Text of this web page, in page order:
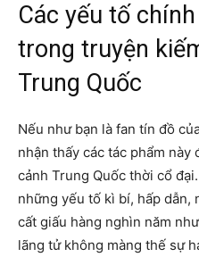
Các yếu tố
trong truyện
Trung Quốc
Nếu như bạn là fan tín đồ
nhận thấy các tác phẩm
cảnh Trung Quốc thời cổ
những yếu tố kì bí, hấp
cất giấu hàng nghìn năm
lãng tử không màng thế sự